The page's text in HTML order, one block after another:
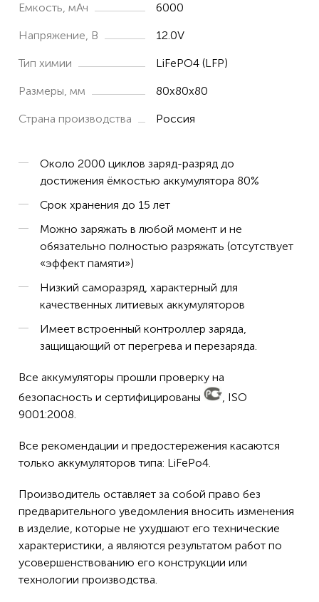
Емкость, мАч 6000
Напряжение, В 12.0V
Тип химии LiFePO4 (LFP)
Размеры, мм 80х80х80
Страна производства Россия
Около 2000 циклов заряд-разряд до
достижения ёмкостью аккумулятора 80%
Срок хранения до 15 лет
Можно заряжать в любой момент и не
обязательно полностью разряжать (отсутствует
«эффект памяти»)
Низкий саморазряд, характерный для
качественных литиевых аккумуляторов
Имеет встроенный контроллер заряда,
защищающий от перегрева и перезаряда.
Все аккумуляторы прошли проверку на
безопасность и сертифицированы
, ISO
9001:2008.
Все рекомендации и предостережения касаются
только аккумуляторов типа: LiFePo4.
Производитель оставляет за собой право без
предварительного уведомления вносить изменения
в изделие, которые не ухудшают его технические
характеристики, а являются результатом работ по
усовершенствованию его конструкции или
технологии производства.